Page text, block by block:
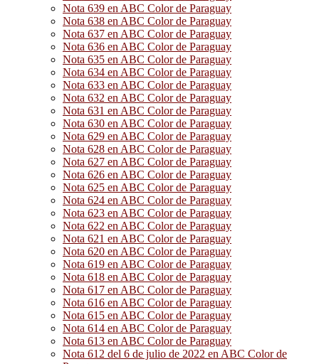
Nota 639 en ABC Color de Paraguay
Nota 638 en ABC Color de Paraguay
Nota 637 en ABC Color de Paraguay
Nota 636 en ABC Color de Paraguay
Nota 635 en ABC Color de Paraguay
Nota 634 en ABC Color de Paraguay
Nota 633 en ABC Color de Paraguay
Nota 632 en ABC Color de Paraguay
Nota 631 en ABC Color de Paraguay
Nota 630 en ABC Color de Paraguay
Nota 629 en ABC Color de Paraguay
Nota 628 en ABC Color de Paraguay
Nota 627 en ABC Color de Paraguay
Nota 626 en ABC Color de Paraguay
Nota 625 en ABC Color de Paraguay
Nota 624 en ABC Color de Paraguay
Nota 623 en ABC Color de Paraguay
Nota 622 en ABC Color de Paraguay
Nota 621 en ABC Color de Paraguay
Nota 620 en ABC Color de Paraguay
Nota 619 en ABC Color de Paraguay
Nota 618 en ABC Color de Paraguay
Nota 617 en ABC Color de Paraguay
Nota 616 en ABC Color de Paraguay
Nota 615 en ABC Color de Paraguay
Nota 614 en ABC Color de Paraguay
Nota 613 en ABC Color de Paraguay
Nota 612 del 6 de julio de 2022 en ABC Color de